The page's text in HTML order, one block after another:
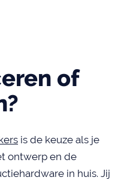
of
is de keuze als je
ontwerp en de
in huis. Jij